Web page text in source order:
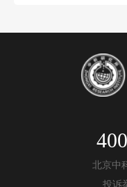
北京中
投诉